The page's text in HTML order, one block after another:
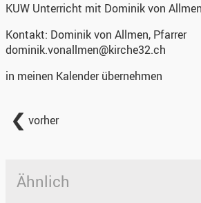
KUW Unterricht mit Dominik von
Kontakt: Dominik von Allmen, Pfarrer
dominik.vonallmen@kirche32.ch
in meinen Kalender übernehmen
vorher
Ähnlich